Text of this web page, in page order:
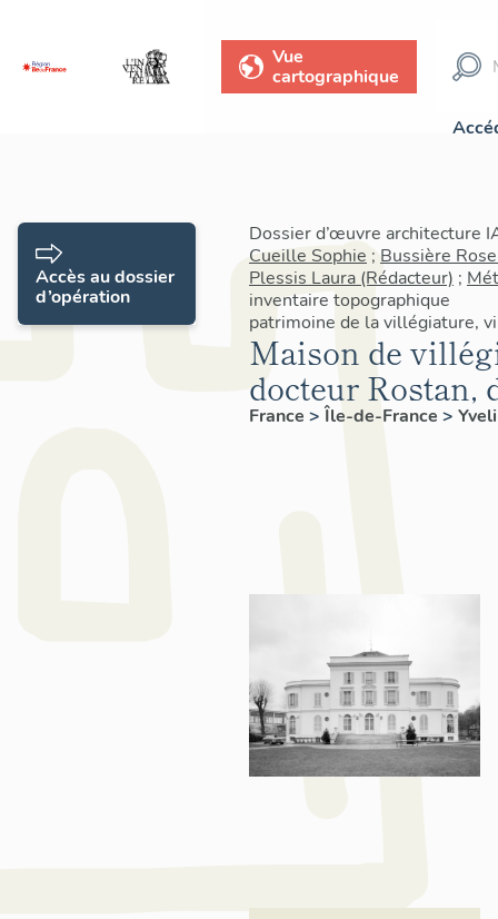
Vue
cartographique
Dossier d’œuvre architecture
Cueille Sophie ; Bussière
Plessis Laura (Rédacteur) ;
inventaire topographique
patrimoine de la villégiature,
Maison de
docteur Rostan,
France > Île-de-France >
Accès au dossier
d’opération